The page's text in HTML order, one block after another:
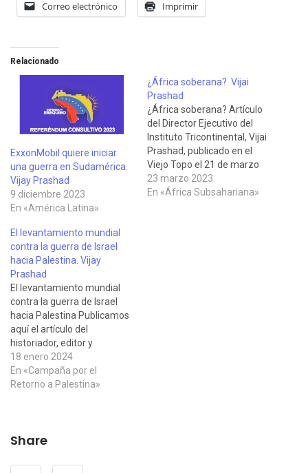
Correo electrónico Imprimir
Relacionado
ExxonMobil quiere iniciar
una guerra en Sudamérica.
Vijay Prashad
9 diciembre 2023
En «América Latina»
¿África soberana?. Vijai
Prashad
¿África soberana? Artículo
del Director Ejecutivo del
Instituto Tricontinental, Vijai
Prashad, publicado en el
Viejo Topo el 21 de marzo
de 2023 traducido al
castellano, a partir del
23 marzo 2023
En «África Subsahariana»
El levantamiento mundial
contra la guerra de Israel
hacia Palestina. Vijay
Prashad
El levantamiento mundial
contra la guerra de Israel
hacia Palestina Publicamos
aquí el artículo del
historiador, editor y
periodista indio Vijay
Prashad, miembro de la
redacción y corresponsal en
Investigación Social, que
Globetrotter y que apareció,
18 enero 2024
En «Campaña por el
Retorno a Palestina»
Share